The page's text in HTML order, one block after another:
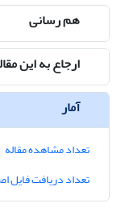
هم رسانی
ارجاع به این
آمار
تعداد مشاهده مقاله
تعداد دریافت فایل